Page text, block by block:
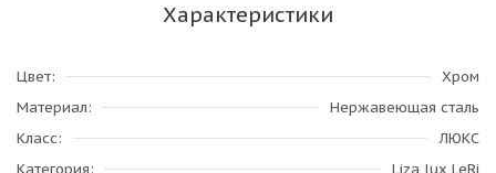
Характеристики
Цвет
Хром
Материал
Нержавеющая сталь
Класс
ЛЮКС
Категория
Liza lux LeRi